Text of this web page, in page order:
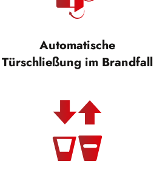
Automatische
Türschließung im Brandfall